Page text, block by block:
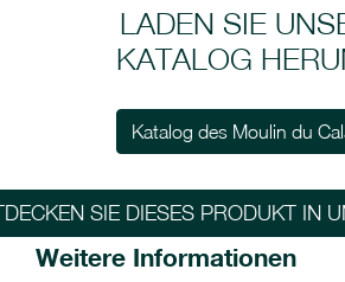
LADEN SIE
KATALOG
Katalog des Moulin du
SIE DIESES PRODUKT IN
Weitere Informationen